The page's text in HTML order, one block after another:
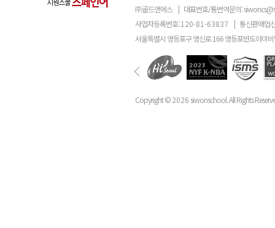
㈜골드앤에스 | 대표번호/통번역문의:
사업자등록번호:120-81-63837 | 통신판매업
서울특별시 영등포구 영신로 166 영등포반도아이
Copyright ©2026 siwonschool. All Rights